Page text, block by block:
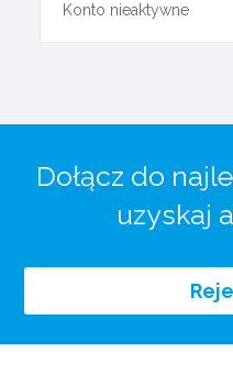
Konto nieaktywne
Dołącz do
uzyskaj